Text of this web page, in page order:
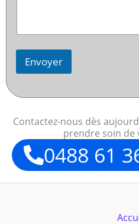
Envoyer
Contactez-nous dès
prendre soin de
0488 61